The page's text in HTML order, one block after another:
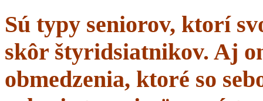
Sú typy seniorov, ktorí
skôr štyridsiatnikov. Aj
obmedzenia, ktoré so